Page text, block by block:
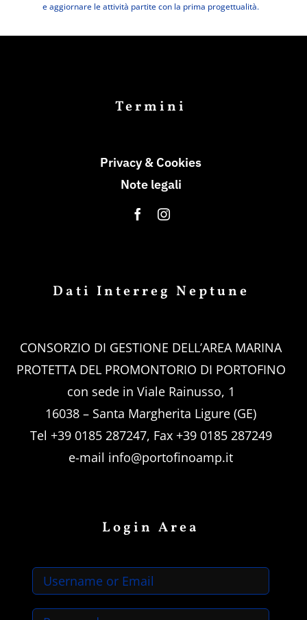
e aggiornare le attività partite con la prima progettualità.
Termini
Privacy & Cookies
Note legali
Dati Interreg Neptune
CONSORZIO DI GESTIONE DELL’AREA MARINA
PROTETTA DEL PROMONTORIO DI PORTOFINO
con sede in Viale Rainusso, 1
16038 – Santa Margherita Ligure (GE)
Tel +39 0185 287247, Fax +39 0185 287249
e-mail info@portofinoamp.it
Login Area